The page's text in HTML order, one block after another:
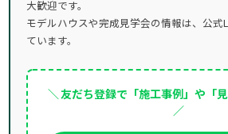
大歓迎です。
モデルハウスや完成見学会の情報は、公式
ています。
＼ 友だち登録で「施工事例」や「見
／